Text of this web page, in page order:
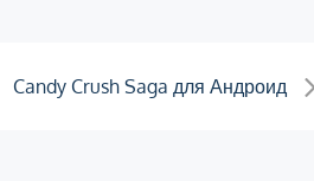
Candy Crush Saga для Андроид